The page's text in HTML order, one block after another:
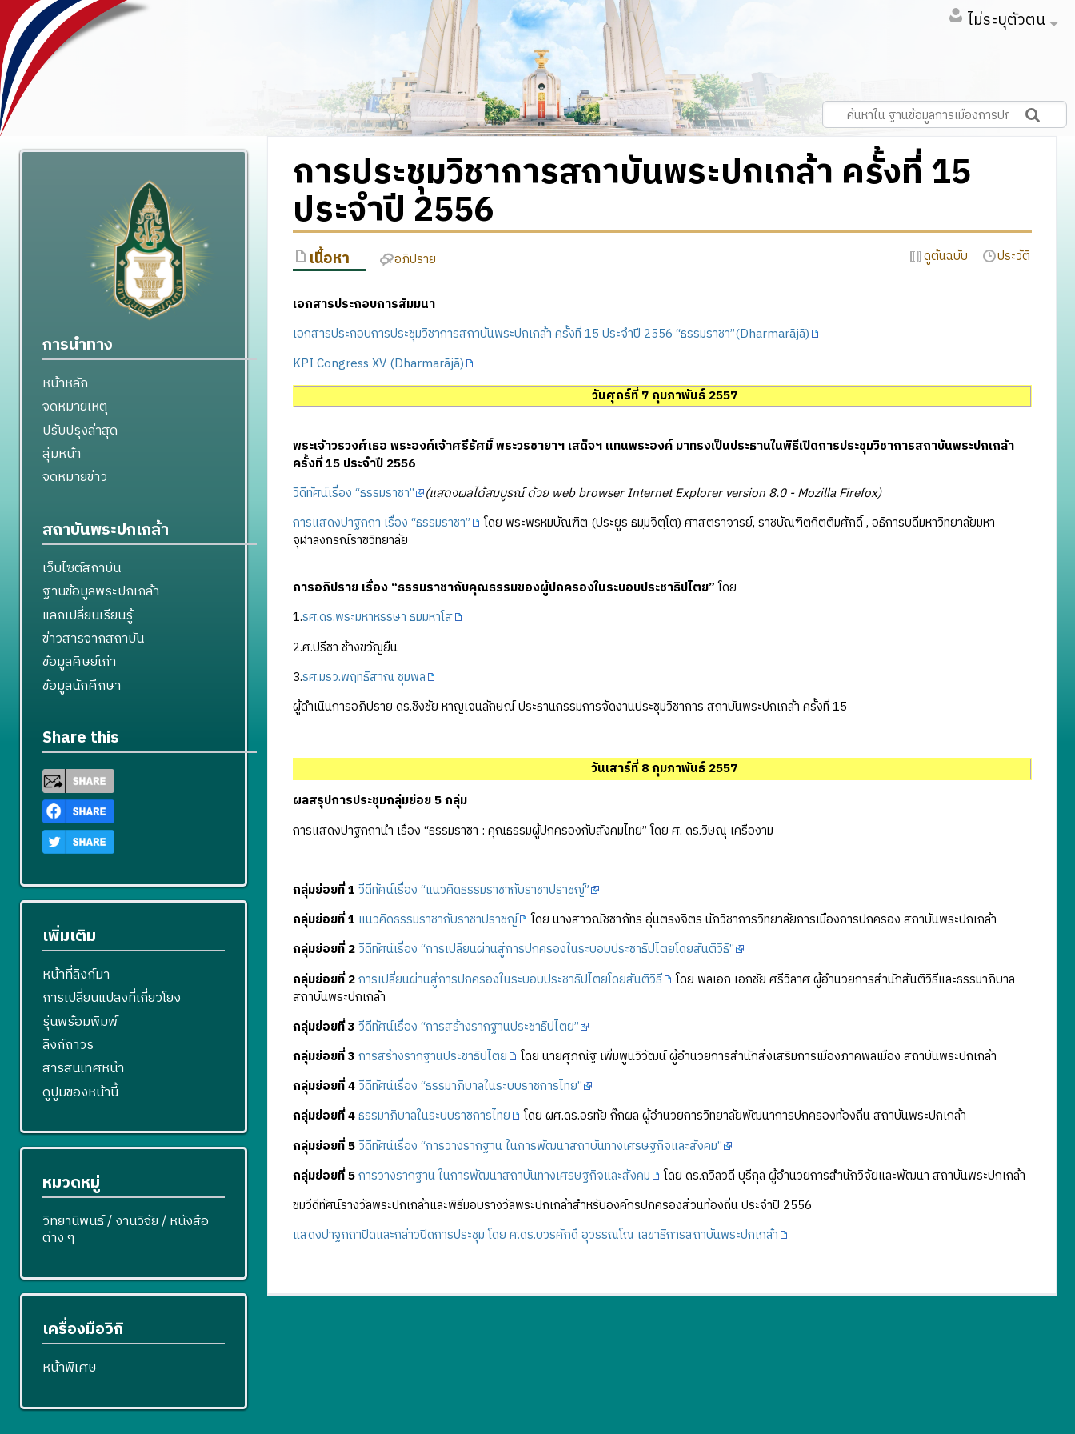
ไม่ระบุตัวตน
การประชุมวิชาการสถาบันพระปกเกล้า ครั้งที่ 15
ประจำปี 2556
เนื้อหา อภิปราย ดูต้นฉบับ ประวัติ
เอกสารประกอบการสัมมนา
เอกสารประกอบการประชุมวิชาการสถาบันพระปกเกล้า ครั้งที่ 15 ประจำปี 2556 “ธรรมราชา”(Dharmarãjã)
KPI Congress XV (Dharmarãjã)
วันศุกร์ที่ 7 กุมภาพันธ์ 2557
พระเจ้าวรวงศ์เธอ พระองค์เจ้าศรีรัศมิ์ พระวรชายาฯ เสด็จฯ แทนพระองค์ มาทรงเป็นประธานในพิธีเปิดการประชุมวิชาการสถาบันพระปกเกล้า
ครั้งที่ 15 ประจำปี 2556
วีดีทัศน์เรื่อง “ธรรมราชา”
(แสดงผลได้สมบูรณ์ ด้วย web browser Internet Explorer version 8.0 - Mozilla Firefox)
การแสดงปาฐกถา เรื่อง “ธรรมราชา”
โดย พระพรหมบัณฑิต (ประยูร ธมฺมจิตฺโต) ศาสตราจารย์, ราชบัณฑิตกิตติมศักดิ์ , อธิการบดีมหาวิทยาลัยมหา
จุฬาลงกรณ์ราชวิทยาลัย
การอภิปราย เรื่อง “ธรรมราชากับคุณธรรมของผู้ปกครองในระบอบประชาธิปไตย”โดย
1.รศ.ดร.พระมหาหรรษา ธมฺมหาโส
2.ศ.ปรีชา ช้างขวัญยืน
3.รศ.มรว.พฤทธิสาณ ชุมพล
ผู้ดำเนินการอภิปราย ดร.ชิงชัย หาญเจนลักษณ์ ประธานกรรมการจัดงานประชุมวิชาการ สถาบันพระปกเกล้า ครั้งที่ 15
วันเสาร์ที่ 8 กุมภาพันธ์ 2557
ผลสรุปการประชุมกลุ่มย่อย 5 กลุ่ม
การแสดงปาฐกถานำ เรื่อง “ธรรมราชา : คุณธรรมผู้ปกครองกับสังคมไทย” โดย ศ. ดร.วิษณุ เครืองาม
กลุ่มย่อยที่ 1 วีดีทัศน์เรื่อง “แนวคิดธรรมราชากับราชาปราชญ์”
กลุ่มย่อยที่ 1 แนวคิดธรรมราชากับราชาปราชญ์
โดย นางสาวณัชชาภัทร อุ่นตรงจิตร นักวิชาการวิทยาลัยการเมืองการปกครอง สถาบันพระปกเกล้า
กลุ่มย่อยที่ 2วีดีทัศน์เรื่อง “การเปลี่ยนผ่านสู่การปกครองในระบอบประชาธิปไตยโดยสันติวิธี”
กลุ่มย่อยที่ 2การเปลี่ยนผ่านสู่การปกครองในระบอบประชาธิปไตยโดยสันติวิธี
โดย พลเอก เอกชัย ศรีวิลาศ ผู้อำนวยการสำนักสันติวิธีและธรรมาภิบาล
สถาบันพระปกเกล้า
กลุ่มย่อยที่ 3 วีดีทัศน์เรื่อง “การสร้างรากฐานประชาธิปไตย”
กลุ่มย่อยที่ 3 การสร้างรากฐานประชาธิปไตย
โดย นายศุภณัฐ เพิ่มพูนวิวัฒน์ ผู้อำนวยการสำนักส่งเสริมการเมืองภาคพลเมือง สถาบันพระปกเกล้า
กลุ่มย่อยที่ 4วีดีทัศน์เรื่อง “ธรรมาภิบาลในระบบราชการไทย”
กลุ่มย่อยที่ 4ธรรมาภิบาลในระบบราชการไทย
โดย ผศ.ดร.อรทัย ก๊กผล ผู้อำนวยการวิทยาลัยพัฒนาการปกครองท้องถิ่น สถาบันพระปกเกล้า
กลุ่มย่อยที่ 5วีดีทัศน์เรื่อง “การวางรากฐาน ในการพัฒนาสถาบันทางเศรษฐกิจและสังคม”
กลุ่มย่อยที่ 5การวางรากฐาน ในการพัฒนาสถาบันทางเศรษฐกิจและสังคม
โดย ดร.ถวิลวดี บุรีกุล ผู้อำนวยการสำนักวิจัยและพัฒนา สถาบันพระปกเกล้า
ชมวีดีทัศน์รางวัลพระปกเกล้าและพิธีมอบรางวัลพระปกเกล้าสำหรับองค์กรปกครองส่วนท้องถิ่น ประจำปี 2556
แสดงปาฐกถาปิดและกล่าวปิดการประชุม โดย ศ.ดร.บวรศักดิ์ อุวรรณโณ เลขาธิการสถาบันพระปกเกล้า
การนำทาง
หน้าหลัก
จดหมายเหตุ
ปรับปรุงล่าสุด
สุ่มหน้า
จดหมายข่าว
สถาบันพระปกเกล้า
เว็บไซต์สถาบัน
ฐานข้อมูลพระปกเกล้า
แลกเปลี่ยนเรียนรู้
ข่าวสารจากสถาบัน
ข้อมูลศิษย์เก่า
ข้อมูลนักศึกษา
Share this
เพิ่มเติม
หน้าที่ลิงก์มา
การเปลี่ยนแปลงที่เกี่ยวโยง
รุ่นพร้อมพิมพ์
ลิงก์ถาวร
สารสนเทศหน้า
ดูปูมของหน้านี้
หมวดหมู่
วิทยานิพนธ์ / งานวิจัย / หนังสือ
ต่าง ๆ
เครื่องมือวิกิ
หน้าพิเศษ